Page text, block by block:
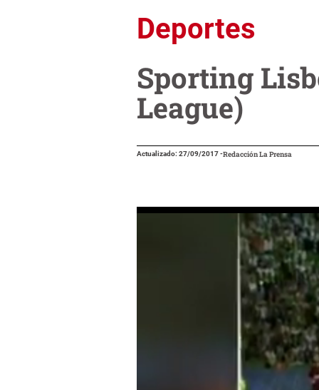
Deportes
Sporting
League)
Actualizado: 27/09/2017-Redacción La Prensa